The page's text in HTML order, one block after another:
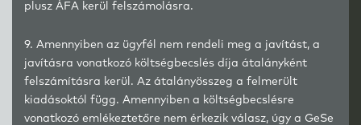
plusz ÁFA kerül felszámolásra.
9. Amennyiben az ügyfél nem rendeli meg a javítást, a
javításra vonatkozó költségbecslés díja átalányként
felszámításra kerül. Az átalányösszeg a felmerült
kiadásoktól függ. Amennyiben a költségbecslésre
vonatkozó emlékeztetőre nem érkezik válasz, úgy a GeSe